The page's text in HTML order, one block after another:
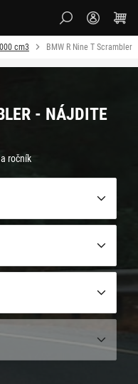
cm3 BMW R Nine T Scrambler
- NÁJDITE
ročník